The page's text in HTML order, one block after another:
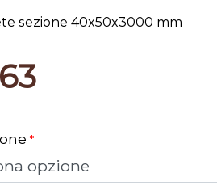
sezione 40x50x3000 mm
*